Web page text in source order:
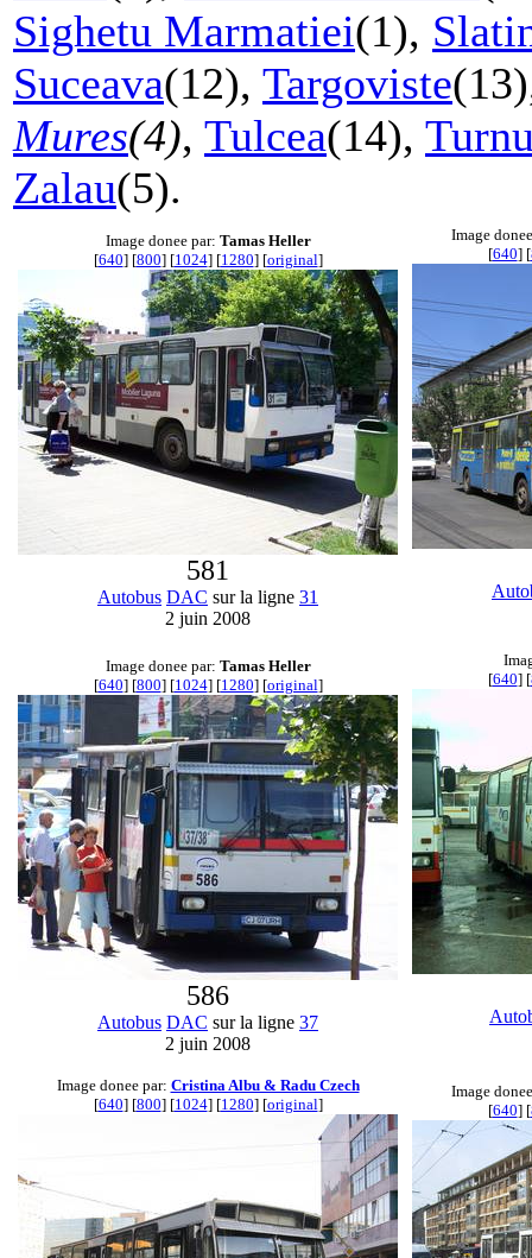
Sighetu Marmatiei(1),
Suceava(12), Targoviste
Mures(4), Tulcea(14),
Zalau(5).
Image donee par: Tamas Heller
[640] [800] [1024] [1280] [original]
581
Autobus DAC sur la ligne 31
2 juin 2008
Image
[640] [
Image donee par: Tamas Heller
[640] [800] [1024] [1280] [original]
586
Autobus DAC sur la ligne 37
2 juin 2008
[640] [
Image donee par: Cristina Albu & Radu Czech
[640] [800] [1024] [1280] [original]
Image
[640] [